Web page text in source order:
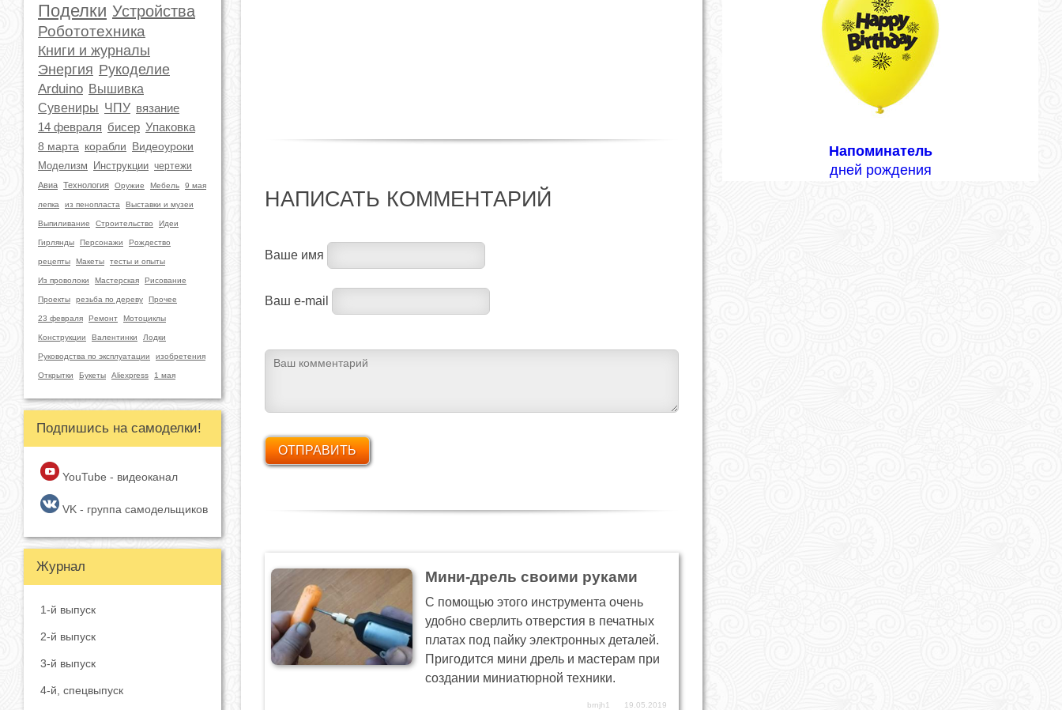
НАПИСАТЬ КОММЕНТАРИЙ
Ваше имя
Ваш e-mail
Мини-дрель своими руками
С помощью этого инструмента очень
удобно сверлить отверстия в печатных
платах под пайку электронных деталей.
Пригодится мини дрель и мастерам при
создании миниатюрной техники.
brnjh1 19.05.2019
Поделки Устройства
Робототехника
Книги и журналы
Энергия Рукоделие
Arduino Вышивка
Сувениры ЧПУ вязание
14 февраля бисер Упаковка
8 марта корабли Видеоуроки
Моделизм Инструкции чертежи
Авиа Технология Оружие Мебель 9 мая
лепка из пенопласта Выставки и музеи
Выпиливание Строительство Идеи
Гирлянды Персонажи Рождество
рецепты Макеты тесты и опыты
Из проволоки Мастерская Рисование
Проекты резьба по дереву Прочее
23 февраля Ремонт Мотоциклы
Конструкции Валентинки Лодки
Руководства по эксплуатации изобретения
Открытки Букеты Aliexpress 1 мая
Подпишись на самоделки!
YouTube - видеоканал
VK - группа самодельщиков
Журнал
1-й выпуск
2-й выпуск
3-й выпуск
4-й, спецвыпуск
Напоминатель
дней рождения